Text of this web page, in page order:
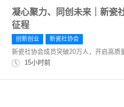
凝心聚力、同创未来｜新瓷
征程
创新创业 新瓷社协会
新瓷社协会成员突破20万人，开启高质
15小时前